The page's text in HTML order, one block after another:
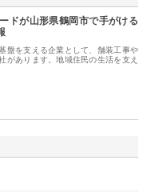
ドが山形県鶴岡市で手がける
盤を支える企業として、舗装工事や
があります。地域住民の生活を支え